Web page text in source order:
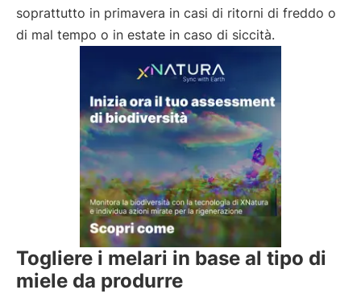
soprattutto in primavera in casi di ritorni di freddo o
di mal tempo o in estate in caso di siccità.
Togliere i melari in base al tipo di
miele da produrre